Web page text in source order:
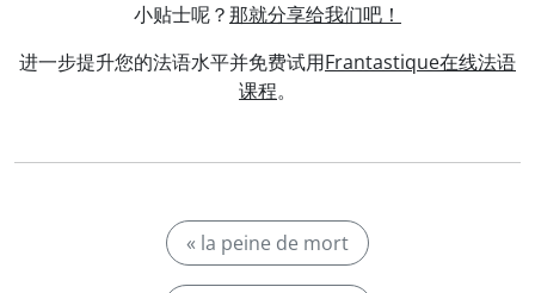
小贴士呢？那就分享给我们吧！
进一步提升您的法语水平并免费试用Frantastique在线法语
课程。
« la peine de mort